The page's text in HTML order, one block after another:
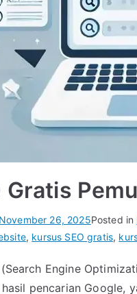
Gratis
November 26, 2025Posted in
, kursus SEO gratis,
Engine
pencarian Google,